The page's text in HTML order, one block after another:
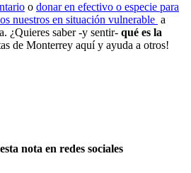
o donar en efectivo o especie para
nuestros en situación vulnerable a
¿Quieres saber -y sentir- qué es la
de Monterrey aquí y ayuda a otros!
nota en redes sociales